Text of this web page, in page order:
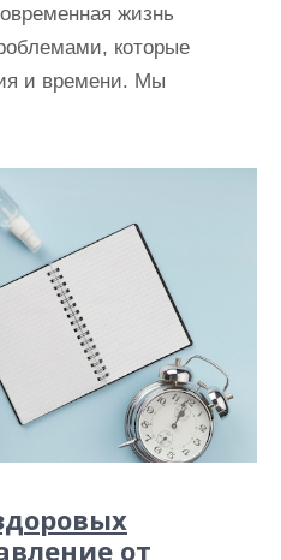
жизнь
которые
и времени. Мы
от